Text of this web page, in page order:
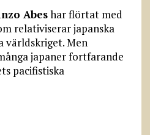
Abeshar flörtat med
relativiserar japanska
världskriget. Men
japaner fortfarande
pacifistiska